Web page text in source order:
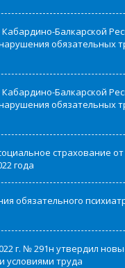
Балкарской
обязательных
Балкарской
обязательных
страхование
года
обязательного
г. № 291н утвердил
условиями труда